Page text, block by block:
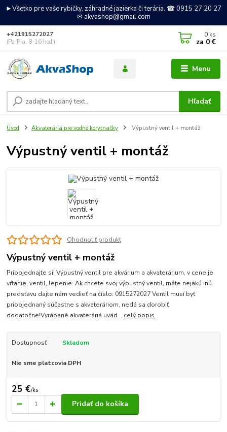
►Všetko pre vaše rybičky, záhradné jazierka či terária. ☎ 0915 27 20 27
✉ akvashop@gmail.com
Menu
Hľadať
+421915272027
(Po-Pia, 8-16 hod.)
0 ks
za 0 €
Úvod Akvateráriá pre vodné korytnačky Výpustný ventil + montáž
Výpustný ventil + montáž
Ohodnotiť produkt
Výpustný ventil + montáž
Priobjednajte si! Výpustný ventil pre akvárium a akvaterárium, v cene je
vŕtanie, ventil, lepenie. Ak chcete svoj výpustný ventil, máte nejakú inú
predstavu dajte nám vedieť na číslo: 0915272027 Ventil musí byť
priobjednaný súčastne s akvateráriom, nedá sa dorobiť
dodatočne!Vyrábané akvateráriá uvád... celý popis
Dostupnosť Skladom
Nie sme platcovia DPH
25 €/ks
Pridať do košíka